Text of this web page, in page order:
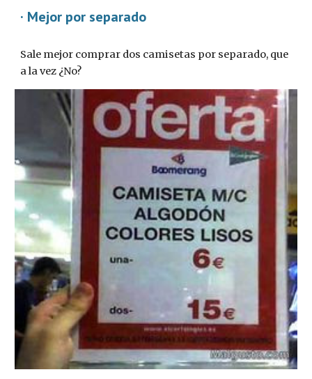
· Mejor por separado
Sale mejor comprar dos camisetas por separado, que
a la vez ¿No?